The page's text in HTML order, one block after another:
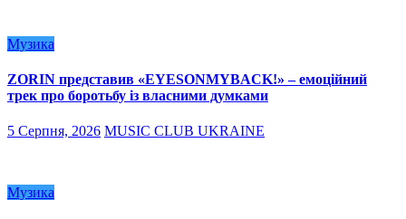
Музика
ZORIN представив «EYESONMYBACK!» – емоційний
трек про боротьбу із власними думками
5 Серпня, 2026 MUSIC CLUB UKRAINE
Музика